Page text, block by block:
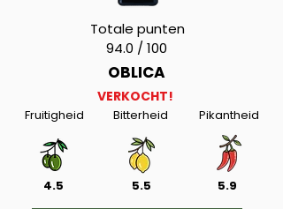
Totale punten
94.0 / 100
OBLICA
VERKOCHT!
Fruitigheid Bitterheid Pikantheid
4.5 5.5 5.9